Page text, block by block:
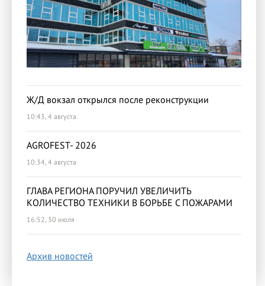
Ж/Д вокзал открылся после реконструкции
10:43, 4 августа
AGROFEST- 2026
10:34, 4 августа
ГЛАВА РЕГИОНА ПОРУЧИЛ УВЕЛИЧИТЬ
КОЛИЧЕСТВО ТЕХНИКИ В БОРЬБЕ С ПОЖАРАМИ
16:52, 30 июля
Архив новостей